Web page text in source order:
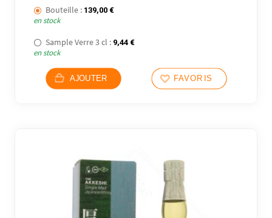
Bouteille : 139,00 €
en stock
Sample Verre 3 cl : 9,44 €
en stock
AJOUTER FAVORIS